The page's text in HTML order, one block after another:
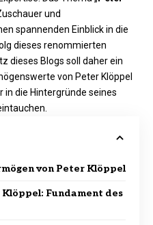
und
spannenden Einblick in die
dieses renommierten
dieses Blogs soll daher ein
von Peter Klöppel
die Hintergründe seines
von Peter Klöppel
Fundament des